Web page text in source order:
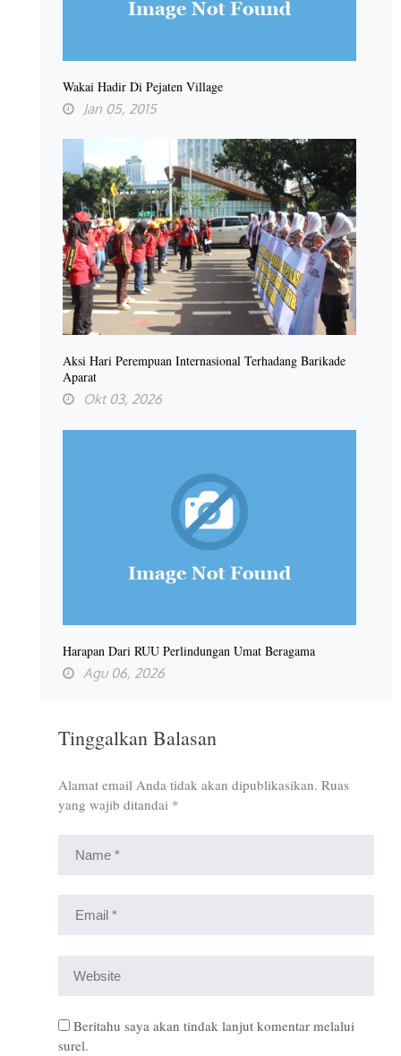
Wakai Hadir Di Pejaten Village
Jan 05, 2015
Aksi Hari Perempuan Internasional Terhadang Barikade
Aparat
Okt 03, 2026
Harapan Dari RUU Perlindungan Umat Beragama
Agu 06, 2026
Tinggalkan Balasan
Alamat email Anda tidak akan dipublikasikan. Ruas
yang wajib ditandai *
Beritahu saya akan tindak lanjut komentar melalui
surel.